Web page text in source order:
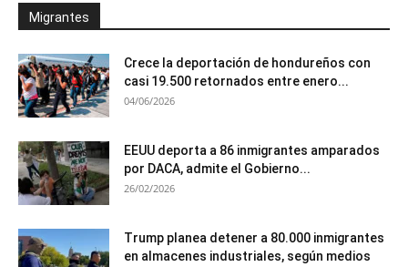
Migrantes
Crece la deportación de hondureños con
casi 19.500 retornados entre enero...
04/06/2026
EEUU deporta a 86 inmigrantes amparados
por DACA, admite el Gobierno...
26/02/2026
Trump planea detener a 80.000 inmigrantes
en almacenes industriales, según medios